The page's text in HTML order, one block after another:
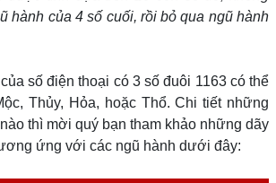
hành của 4 số cuối, rồi bỏ qua ngũ hành
số điện thoại có 3 số đuôi 1163 có thể
Thủy, Hỏa, hoặc Thổ. Chi tiết những
thì mời quý bạn tham khảo những dãy
ứng với các ngũ hành dưới đây: